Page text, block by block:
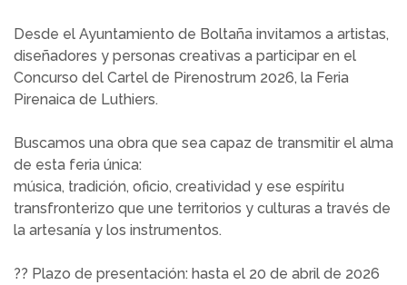
Desde el Ayuntamiento de Boltaña invitamos a artistas,
diseñadores y personas creativas a participar en el
Concurso del Cartel de Pirenostrum 2026, la Feria
Pirenaica de Luthiers.
Buscamos una obra que sea capaz de transmitir el alma
de esta feria única:
música, tradición, oficio, creatividad y ese espíritu
transfronterizo que une territorios y culturas a través de
la artesanía y los instrumentos.
?? Plazo de presentación: hasta el 20 de abril de 2026